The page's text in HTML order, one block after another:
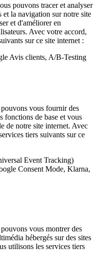
pouvons tracer et analyser
et la navigation sur notre site
et d'améliorer en
Avec votre accord,
sur ce site internet :
Avis clients, A/B-Testing
vous fournir des
fonctions de base et vous
de notre site internet. Avec
tiers suivants sur ce
Event Tracking)
Consent Mode, Klarna,
vous montrer des
hébergés sur des sites
utilisons les services tiers